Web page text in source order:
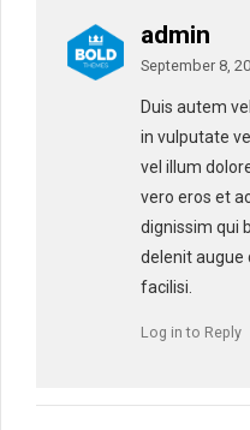
admin
September 8,
Duis autem
in vulputate
vel illum
vero eros et
dignissim qui
delenit augue
facilisi.
Log in to Reply